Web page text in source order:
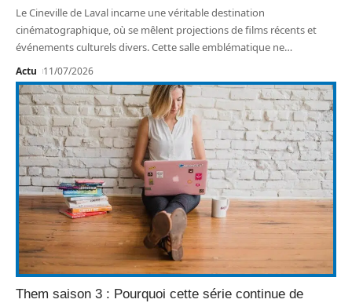
Le Cineville de Laval incarne une véritable destination
cinématographique, où se mêlent projections de films récents et
événements culturels divers. Cette salle emblématique ne…
Actu 11/07/2026
Them saison 3 : Pourquoi cette série continue de